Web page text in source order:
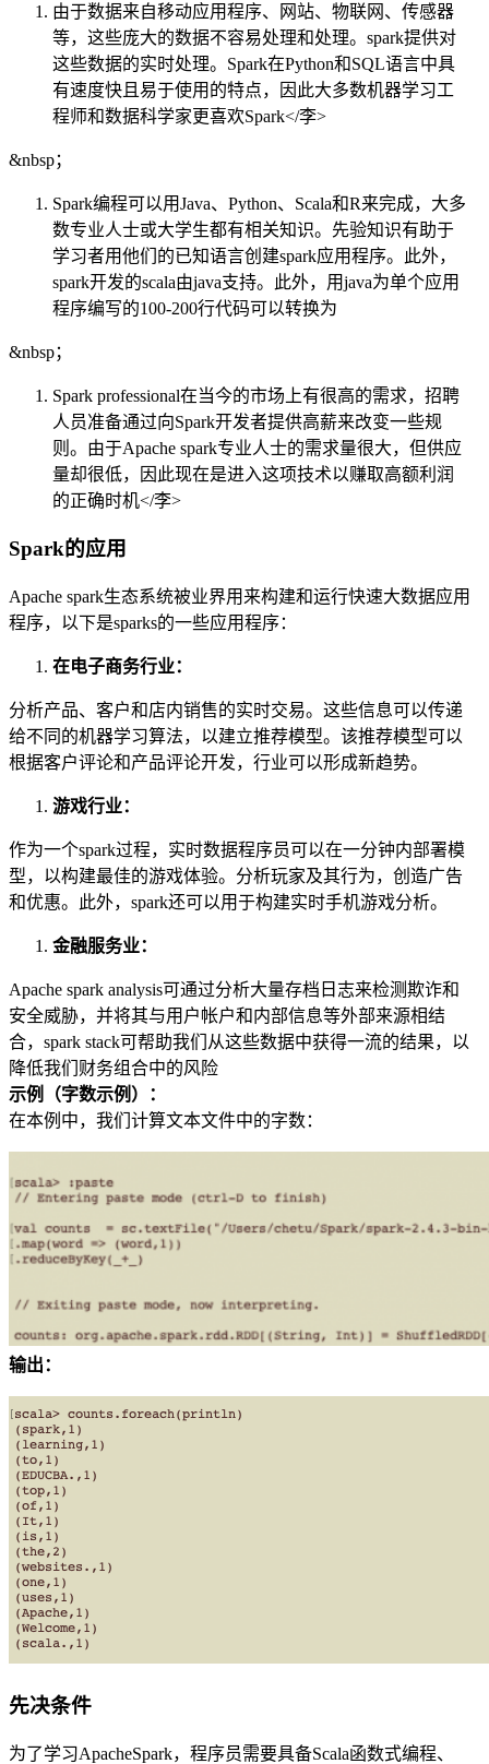
由于数据来自移动应用程序、网站、物联网、传感器
等，这些庞大的数据不容易处理和处理。spark提供对
这些数据的实时处理。Spark在Python和SQL语言中具
有速度快且易于使用的特点，因此大多数机器学习工
程师和数据科学家更喜欢Spark</李>
&nbsp；
Spark编程可以用Java、Python、Scala和R来完成，大多
数专业人士或大学生都有相关知识。先验知识有助于
学习者用他们的已知语言创建spark应用程序。此外，
spark开发的scala由java支持。此外，用java为单个应用
程序编写的100-200行代码可以转换为
&nbsp；
Spark professional在当今的市场上有很高的需求，招聘
人员准备通过向Spark开发者提供高薪来改变一些规
则。由于Apache spark专业人士的需求量很大，但供应
量却很低，因此现在是进入这项技术以赚取高额利润
的正确时机</李>
Spark的应用
Apache spark生态系统被业界用来构建和运行快速大数据应用
程序，以下是sparks的一些应用程序：
在电子商务行业：
分析产品、客户和店内销售的实时交易。这些信息可以传递
给不同的机器学习算法，以建立推荐模型。该推荐模型可以
根据客户评论和产品评论开发，行业可以形成新趋势。
游戏行业：
作为一个spark过程，实时数据程序员可以在一分钟内部署模
型，以构建最佳的游戏体验。分析玩家及其行为，创造广告
和优惠。此外，spark还可以用于构建实时手机游戏分析。
金融服务业：
Apache spark analysis可通过分析大量存档日志来检测欺诈和
安全威胁，并将其与用户帐户和内部信息等外部来源相结
合，spark stack可帮助我们从这些数据中获得一流的结果，以
降低我们财务组合中的风险
示例（字数示例）：
在本例中，我们计算文本文件中的字数：
输出：
先决条件
为了学习ApacheSpark，程序员需要具备Scala函数式编程、